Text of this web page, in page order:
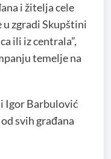
i žitelja cele
zgradi Skupštini
ili iz centrala”,
temelje na
Igor Barbulović
svih građana